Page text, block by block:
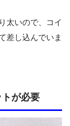
太いので、コイ
差し込んでいま
が必要